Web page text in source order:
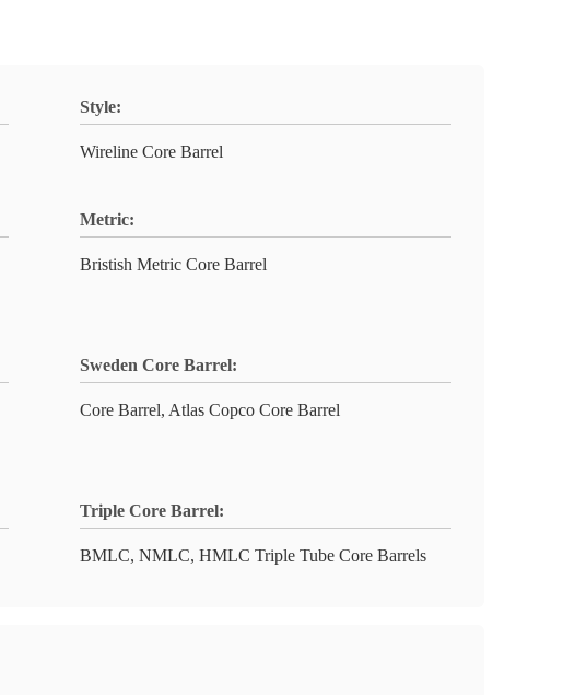
Style:
Wireline Core Barrel
Metric:
Bristish Metric Core Barrel
Sweden Core Barrel:
Core Barrel, Atlas Copco Core Barrel
Triple Core Barrel:
BMLC, NMLC, HMLC Triple Tube Core Barrels